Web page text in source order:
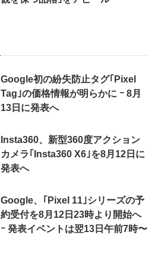
Google初の紛失防止タグ｢Pixel
Tag｣の価格情報が明らかに ｰ 8月
13日に発表へ
Insta360、新型360度アクション
カメラ｢Insta360 X6｣を8月12日に
発表へ
Google、｢Pixel 11｣シリーズの予
約受付を8月12日23時より開始へ
ｰ 発表イベントは翌13日午前7時〜